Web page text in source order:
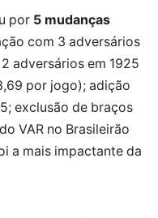
por 5 mudanças
com 3 adversários
adversários em 1925
por jogo); adição
exclusão de braços
VAR no Brasileirão
a mais impactante da